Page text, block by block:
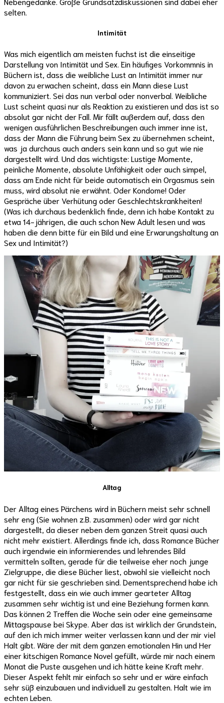
selten.
Intimität
Was mich eigentlich am meisten fuchst ist die einseitige
Darstellung von Intimität und Sex. Ein häufiges Vorkommnis in
Büchern ist, dass die weibliche Lust an Intimität immer nur
davon zu erwachen scheint, dass ein Mann diese Lust
kommuniziert. Sei das nun verbal oder nonverbal. Weibliche
Lust scheint quasi nur als Reaktion zu existieren und das ist so
absolut gar nicht der Fall. Mir fällt außerdem auf, dass den
wenigen ausführlichen Beschreibungen auch immer inne ist,
dass der Mann die Führung beim Sex zu übernehmen scheint,
was ja durchaus auch anders sein kann und so gut wie nie
dargestellt wird. Und das wichtigste: Lustige Momente,
peinliche Momente, absolute Unfähigkeit oder auch simpel,
dass am Ende nicht für beide automatisch ein Orgasmus sein
muss, wird absolut nie erwähnt. Oder Kondome! Oder
Gespräche über Verhütung oder Geschlechtskrankheiten!
(Was ich durchaus bedenklich finde, denn ich habe Kontakt zu
etwa 14-jährigen, die auch schon New Adult lesen und was
haben die denn bitte für ein Bild und eine Erwarungshaltung an
Sex und Intimität?)
Alltag
Der Alltag eines Pärchens wird in Büchern meist sehr schnell
sehr eng (Sie wohnen z.B. zusammen) oder wird gar nicht
dargestellt, da dieser neben dem ganzen Streit quasi auch
nicht mehr existiert. Allerdings finde ich, dass Romance Bücher
auch irgendwie ein informierendes und lehrendes Bild
vermitteln sollten, gerade für die teilweise eher noch junge
Zielgruppe, die diese Bücher liest, obwohl sie vielleicht noch
gar nicht für sie geschrieben sind. Dementsprechend habe ich
festgestellt, dass ein wie auch immer gearteter Alltag
zusammen sehr wichtig ist und eine Beziehung formen kann.
Das können 2 Treffen die Woche sein oder eine gemeinsame
Mittagspause bei Skype. Aber das ist wirklich der Grundstein,
auf den ich mich immer weiter verlassen kann und der mir viel
Halt gibt. Wäre der mit dem ganzen emotionalen Hin und Her
einer kitschigen Romance Novel gefüllt, würde mir nach einem
Monat die Puste ausgehen und ich hätte keine Kraft mehr.
Dieser Aspekt fehlt mir einfach so sehr und er wäre einfach
sehr süß einzubauen und individuell zu gestalten. Halt wie im
echten Leben.